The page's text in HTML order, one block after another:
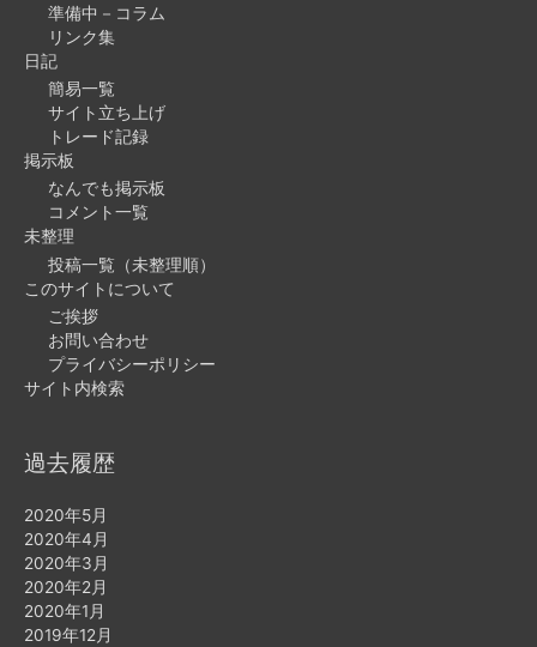
準備中－コラム
リンク集
日記
簡易一覧
サイト立ち上げ
トレード記録
掲示板
なんでも掲示板
コメント一覧
未整理
投稿一覧（未整理順）
このサイトについて
ご挨拶
お問い合わせ
プライバシーポリシー
サイト内検索
過去履歴
2020年5月
2020年4月
2020年3月
2020年2月
2020年1月
2019年12月